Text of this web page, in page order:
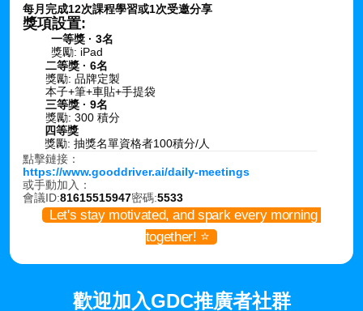
每月完成12次課程學習或1次受邀分享
獎項設置:
一等獎 · 3名
獎勵: iPad
二等獎 · 6名
獎勵: 品牌定製
本子+筆+車貼+手提袋
三等獎 · 9名
獎勵: 300 積分
四等獎
獎勵: 抽獎名單資格者100積分/人
點擊鏈接：
https://www.gooddriver.ai/daily-meetings
或手動加入：
會議ID:81615515947密碼:5533
  Let's stay motivated, and spark every morning
together! ⭐️
歡迎加入GDC推廣者社群